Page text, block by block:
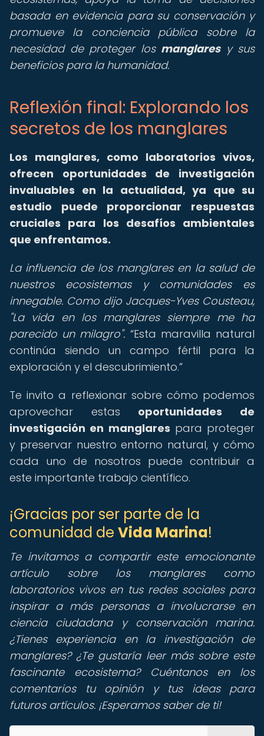
basada en evidencia para su conservación y
promueve la conciencia pública sobre la
necesidad de proteger los manglaresy sus
beneficios para la humanidad.
Reflexión final: Explorando los
secretos de los manglares
Los manglares, como laboratorios vivos,
ofrecen oportunidades de investigación
invaluables en la actualidad, ya que su
estudio puede proporcionar respuestas
cruciales para los desafíos ambientales
que enfrentamos.
La influencia de los manglares en la salud de
nuestros ecosistemas y comunidades es
innegable. Como dijo Jacques-Yves Cousteau,
"La vida en los manglares siempre me ha
parecido un milagro". Esta maravilla natural
continúa siendo un campo fértil para la
exploración y el descubrimiento.
Te invito a reflexionar sobre cómo podemos
aprovechar estas oportunidades de
investigación en manglares para proteger
y preservar nuestro entorno natural, y cómo
cada uno de nosotros puede contribuir a
este importante trabajo científico.
¡Gracias por ser parte de la
comunidad de Vida Marina!
Te invitamos a compartir este emocionante
artículo sobre los manglares como
laboratorios vivos en tus redes sociales para
inspirar a más personas a involucrarse en
ciencia ciudadana y conservación marina.
¿Tienes experiencia en la investigación de
manglares? ¿Te gustaría leer más sobre este
fascinante ecosistema? Cuéntanos en los
comentarios tu opinión y tus ideas para
futuros artículos. ¡Esperamos saber de ti!